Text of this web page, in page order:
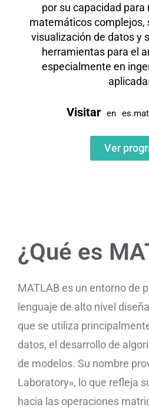
por su capacidad para
matemáticos complejos,
visualización de datos y
herramientas para el
especialmente en
Visitar en
Ver
¿Qué es
MATLAB es un entorno de
lenguaje de alto nivel
que se utiliza
datos, el desarrollo de
de modelos. Su nombre
Laboratory», lo que refleja
hacia las operaciones